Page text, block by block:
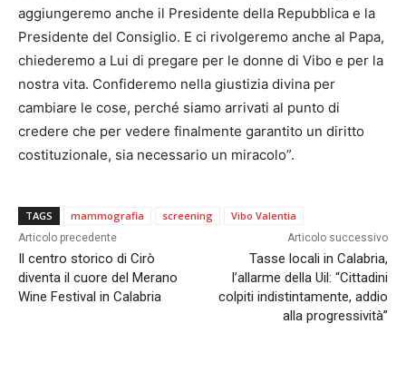
aggiungeremo anche il Presidente della Repubblica e la
Presidente del Consiglio. E ci rivolgeremo anche al Papa,
chiederemo a Lui di pregare per le donne di Vibo e per la
nostra vita. Confideremo nella giustizia divina per
cambiare le cose, perché siamo arrivati al punto di
credere che per vedere finalmente garantito un diritto
costituzionale, sia necessario un miracolo”.
TAGS mammografia screening Vibo Valentia
Articolo precedente
Il centro storico di Cirò
diventa il cuore del Merano
Wine Festival in Calabria
Articolo successivo
Tasse locali in Calabria,
l’allarme della Uil: “Cittadini
colpiti indistintamente, addio
alla progressività”